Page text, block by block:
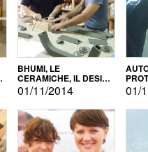
BHUMI, LE
CERAMICHE, IL DESIGN
E L'AUTOPRODUZIONE
01/11/2014 01/